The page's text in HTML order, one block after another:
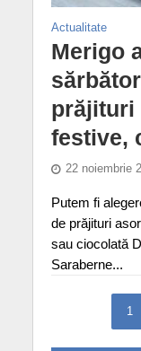
Actualitate
Merigo
prăjituri
festive,
22 noiembrie
Putem fi
de prăjituri
sau ciocolată
Saraberne...
1